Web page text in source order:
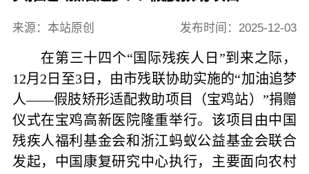
发布时间： 2025-12-03
来源：本站原创
在第三十四个“国际残疾人日”到来之际，
12月2日至3日，由市残联协助实施的“加油追梦
人——假肢矫形适配救助项目（宝鸡站）”捐赠
仪式在宝鸡高新医院隆重举行。该项目由中国
残疾人福利基金会和浙江蚂蚁公益基金会联合
发起，中国康复研究中心执行，主要面向农村